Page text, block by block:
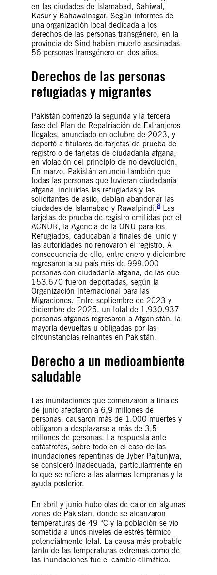
en las ciudades de Islamabad, Sahiwal,
Kasur y Bahawalnagar. Según informes de
una organización local dedicada a los
derechos de las personas transgénero, en la
provincia de Sind habían muerto asesinadas
56 personas transgénero en dos años.
Derechos de las personas
refugiadas y migrantes
Pakistán comenzó la segunda y la tercera
fase del Plan de Repatriación de Extranjeros
Ilegales, anunciado en octubre de 2023, y
deportó a titulares de tarjetas de prueba de
registro o de tarjetas de ciudadanía afgana,
en violación del principio de no devolución.
En marzo, Pakistán anunció también que
todas las personas que tuvieran ciudadanía
afgana, incluidas las refugiadas y las
solicitantes de asilo, debían abandonar las
ciudades de Islamabad y Rawalpindi.8Las
tarjetas de prueba de registro emitidas por el
ACNUR, la Agencia de la ONU para los
Refugiados, caducaban a finales de junio y
las autoridades no renovaron el registro. A
consecuencia de ello, entre enero y diciembre
regresaron a su país más de 999.000
personas con ciudadanía afgana, de las que
153.670 fueron deportadas, según la
Organización Internacional para las
Migraciones. Entre septiembre de 2023 y
diciembre de 2025, un total de 1.930.937
personas afganas regresaron a Afganistán, la
mayoría devueltas u obligadas por las
circunstancias reinantes en Pakistán.
Derecho a un medioambiente
saludable
Las inundaciones que comenzaron a finales
de junio afectaron a 6,9 millones de
personas, causaron más de 1.000 muertes y
obligaron a desplazarse a más de 3,5
millones de personas. La respuesta ante
catástrofes, sobre todo en el caso de las
inundaciones repentinas de Jyber Pajtunjwa,
se consideró inadecuada, particularmente en
lo que se refiere a las alarmas tempranas y la
ayuda posterior.
En abril y junio hubo olas de calor en algunas
zonas de Pakistán, donde se alcanzaron
temperaturas de 49 °C y la población se vio
sometida a unos niveles de estrés térmico
potencialmente letal. La causa más probable
tanto de las temperaturas extremas como de
las inundaciones fue el cambio climático.